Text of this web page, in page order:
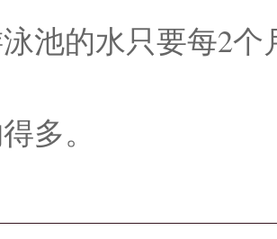
池的水只要每2
多。